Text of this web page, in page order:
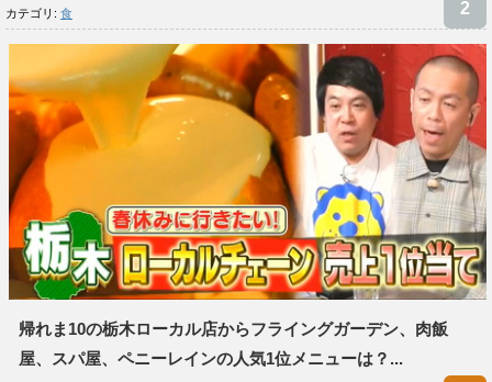
カテゴリ: 食
帰れま10の栃木ローカル店からフライングガーデン、肉飯
屋、スパ屋、ペニーレインの人気1位メニューは？...